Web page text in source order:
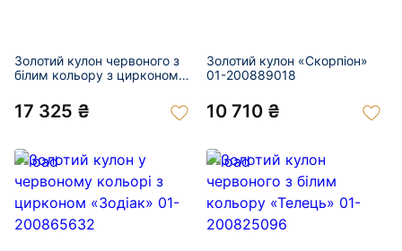
Золотий кулон червоного з
білим кольору з цирконом
17 325 ₴
Золотий кулон «Скорпіон»
01-200889018
10 710 ₴